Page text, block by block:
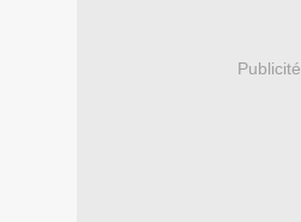
Publicité